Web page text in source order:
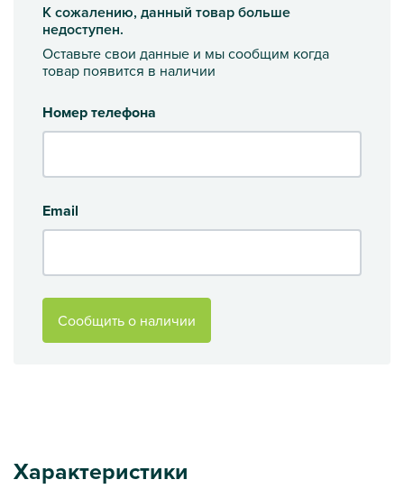
К сожалению, данный товар больше
недоступен.
Оставьте свои данные и мы сообщим когда
товар появится в наличии
Номер телефона
Email
Сообщить о наличии
Характеристики